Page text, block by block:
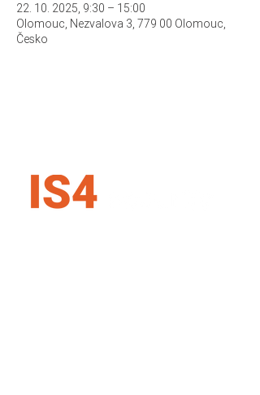
22. 10. 2025, 9:30 – 15:00
Olomouc, Nezvalova 3, 779 00 Olomouc,
Česko